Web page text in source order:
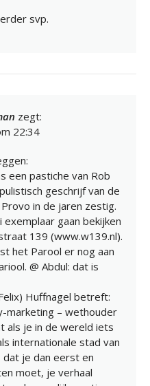
svp.
zegt:
22:34
een pastiche van Rob
geschrijf van de
in de jaren zestig.
exemplaar gaan bekijken
139 (www.w139.nl).
het Parool er nog aan
@ Abdul: dat is
Huffnagel betreft:
marketing – wethouder
als je in de wereld iets
internationale stad van
je dan eerst en
moet, je verhaal